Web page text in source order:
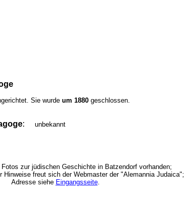
Sie wurde um 1880 geschlossen.
: unbekannt
zur jüdischen Geschichte in Batzendorf vorhanden;
Hinweise freut sich der Webmaster der "Alemannia Judaica";
Adresse siehe Eingangsseite.